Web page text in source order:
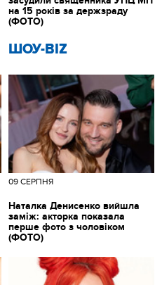
ШОУ-BIZ
09 СЕРПНЯ
Наталка Денисенко вийшла
заміж: акторка показала
перше фото з чоловіком
(ФОТО)
на 15 років за держзраду
(ФОТО)